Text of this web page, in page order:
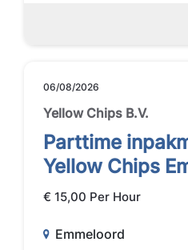
06/08/2026
Yellow Chips B.V.
Parttime
Yellow Chips
€ 15,00 Per Hour
Emmeloord